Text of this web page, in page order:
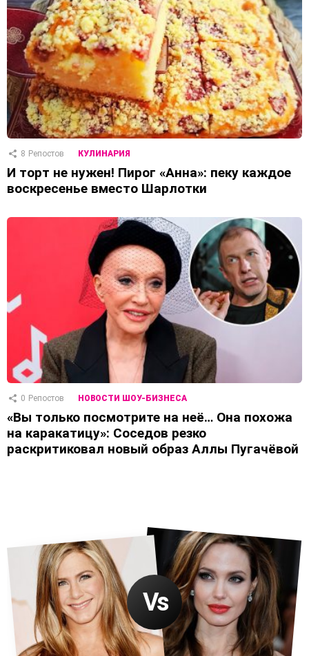
8 Репостов КУЛИНАРИЯ
И торт не нужен! Пирог «Анна»: пеку каждое
воскресенье вместо Шарлотки
0 Репостов НОВОСТИ ШОУ-БИЗНЕСА
«Вы только посмотрите на неё… Она похожа
на каракатицу»: Соседов резко
раскритиковал новый образ Аллы Пугачёвой